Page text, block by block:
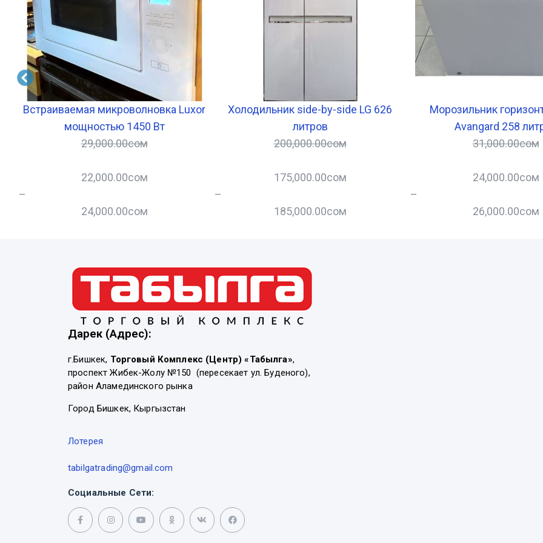
Встраиваемая микроволновка Luxor
мощностью 1450 Вт
29,000.00сом
22,000.00сом
–
24,000.00сом
Холодильник side-by-side LG 626
литров
200,000.00сом
175,000.00сом
–
185,000.00сом
Морозильник
Avangard 258
31,000.00сом
24,000.00сом
–
26,000.00сом
Дарек (Адрес):
г.Бишкек, Торговый Комплекс (Центр) «Табылга»,
проспект Жибек-Жолу №150 (пересекает ул. Буденого),
район Аламединского рынка
Город Бишкек, Кыргызстан
Лотерея
tabilgatrading@gmail.com
Социальные Сети: